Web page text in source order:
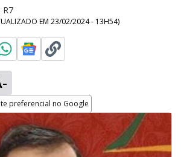
R7
EM 23/02/2024 - 13H54)
preferencial no Google